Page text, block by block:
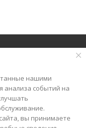
КОНТАКТЫ
нашими
анализа событий на
вы принимаете